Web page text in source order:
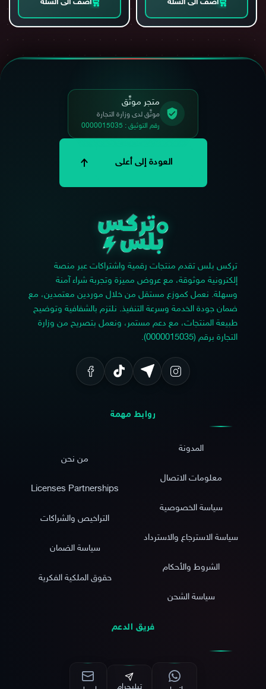
أضف الى السلة أضف الى السلة
متجر موثَّق
موثَّق لدى وزارة التجارة
رقم التوثيق : 0000015035
العودة إلى أعلى
تركس بلس تقدم منتجات رقمية واشتراكات عبر منصة
إلكترونية موثوقة، مع عروض مميزة وتجربة شراء آمنة
وسهلة. نعمل كموزع مستقل من خلال موردين معتمدين، مع
ضمان جودة الخدمة وسرعة التنفيذ. نلتزم بالشفافية وتوضيح
طبيعة المنتجات، مع دعم مستمر، ونعمل بتصريح من وزارة
التجارة برقم (0000015035).
روابط مهمة
المدونة
معلومات الاتصال
سياسة الخصوصية
سياسة الاسترجاع والاسترداد
الشروط والأحكام
سياسة الشحن
من نحن
Licenses Partnerships
التراخيص والشراكات
سياسة الضمان
حقوق الملكية الفكرية
فريق الدعم
تيليجرام